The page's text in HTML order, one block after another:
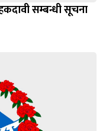
सम्बन्धी सूचना